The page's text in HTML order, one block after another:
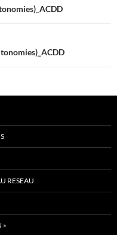
RESEAU
»